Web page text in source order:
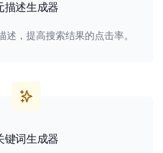
描述生成器
述，提高搜索结果的点击率。
键词生成器